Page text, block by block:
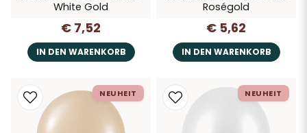
White Gold
€ 7,52
IN DEN WARENKORB
Roségold
€ 5,62
IN DEN WARENKORB
NEUHEIT NEUHEIT